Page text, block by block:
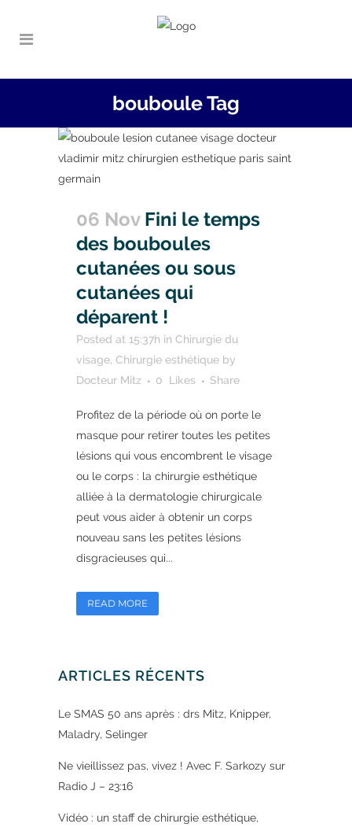
bouboule Tag
06 Nov Fini le temps
des bouboules
cutanées ou sous
cutanées qui
déparent !
Posted at 15:37h in Chirurgie du
visage, Chirurgie esthétique by
Docteur Mitz
0 Likes Share
Profitez de la période où on porte le
masque pour retirer toutes les petites
lésions qui vous encombrent le visage
ou le corps : la chirurgie esthétique
alliée à la dermatologie chirurgicale
peut vous aider à obtenir un corps
nouveau sans les petites lésions
disgracieuses qui...
READ MORE
ARTICLES RÉCENTS
Le SMAS 50 ans après : drs Mitz, Knipper,
Maladry, Selinger
Ne vieillissez pas, vivez ! Avec F. Sarkozy sur
Radio J – 23:16
Vidéo : un staff de chirurgie esthétique,